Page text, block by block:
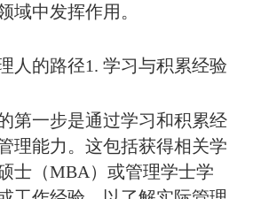
域中发挥作用。
人的路径1. 学习与积累经验
第一步是通过学习和积累经
理能力。这包括获得相关学
士（MBA）或管理学士学